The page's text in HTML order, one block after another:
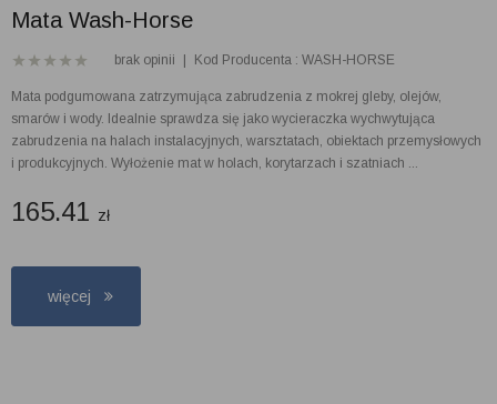
Mata Wash-Horse
brak opinii Kod Producenta : WASH-HORSE
Mata podgumowana zatrzymująca zabrudzenia z mokrej gleby, olejów,
smarów i wody. Idealnie sprawdza się jako wycieraczka wychwytująca
zabrudzenia na halach instalacyjnych, warsztatach, obiektach przemysłowych
i produkcyjnych. Wyłożenie mat w holach, korytarzach i szatniach ...
165.41 zł
więcej